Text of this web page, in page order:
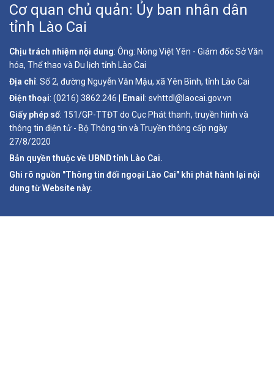
Cơ quan chủ quản: Ủy ban nhân dân
tỉnh Lào Cai
Chịu trách nhiệm nội dung: Ông: Nông Việt Yên - Giám đốc Sở Văn
hóa, Thể thao và Du lịch tỉnh Lào Cai
Địa chỉ: Số 2, đường Nguyễn Văn Mậu, xã Yên Bình, tỉnh Lào Cai
Điện thoại: (0216) 3862.246 | Email : svhttdl@laocai.gov.vn
Giấy phép số: 151/GP-TTĐT do Cục Phát thanh, truyền hình và
thông tin điện tử - Bộ Thông tin và Truyền thông cấp ngày
27/8/2020
Bản quyền thuộc về UBND tỉnh Lào Cai.
Ghi rõ nguồn "Thông tin đối ngoại Lào Cai" khi phát hành lại nội
dung từ Website này.